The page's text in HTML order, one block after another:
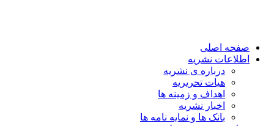
صفحه اصلی
اطلاعات نشریه
درباره ی نشریه
هیات تحریریه
اهداف و زمینه ها
اخبار نشریه
بانک ها و نمایه نامه ها